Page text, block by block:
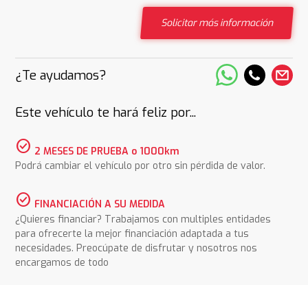
Solicitar más información
¿Te ayudamos?
Este vehículo te hará feliz por...
check_circle 2 MESES DE PRUEBA o 1000km
Podrá cambiar el vehículo por otro sin pérdida de valor.
check_circle FINANCIACIÓN A SU MEDIDA
¿Quieres financiar? Trabajamos con multiples entidades
para ofrecerte la mejor financiación adaptada a tus
necesidades. Preocúpate de disfrutar y nosotros nos
encargamos de todo